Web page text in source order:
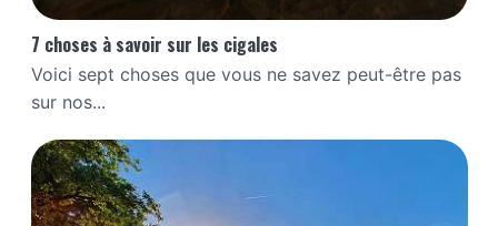
7 choses à savoir sur les cigales
Voici sept choses que vous ne savez peut-être pas
sur nos...